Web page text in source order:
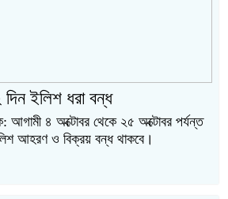
ইলিশ ধরা বন্ধ
আগামী ৪ অক্টোবর থেকে ২৫ অক্টোবর পর্যন্ত
আহরণ ও বিক্রয় বন্ধ থাকবে।